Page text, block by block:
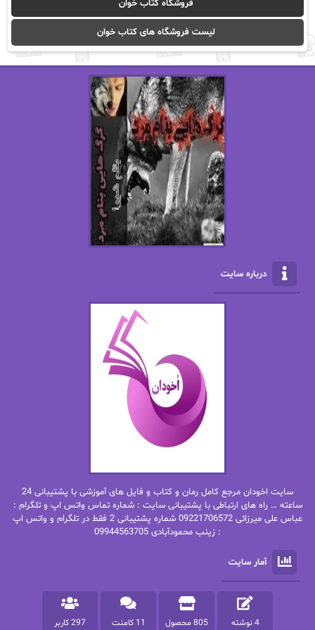
ا_اصغر زاده ا_اصغرزاده
اریک مورگنشترن از نیلوفر لاری
استل مسکم
اصغر زاده
اکرم محمدی
الف صاد
الکساندر دوما
الناز پاکپور‌
الناز محمدی
امیر فرهی
باران
بهار سلطانی
بهاره شیرازی
بهاره.م
بیتا فرخی
پاتریشیا ویلسون پرتو فرهمند
پرستو اسحقی
پرستو مهاجر
پرهام رسولی
پروانه قدیمی پروانه محمدی
فروشگاه کتاب خوان
لیست فروشگاه های کتاب خوان
درباره سایت
سایت اخودان مرجع کامل رمان و کتاب و فایل های آموزشی با پشتیبانی 24
ساعته … راه های ارتباطی با پشتیبانی سایت : شماره تماس واتس اپ و تلگرام :
عباس علی میرزائی 09221706572 شماره پشتیبانی 2 فقط در تلگرام و واتس اپ
: زینب محمودآبادی 09944563705
آمار سایت
4 نوشته 805 محصول 11 کامنت 297 کاربر